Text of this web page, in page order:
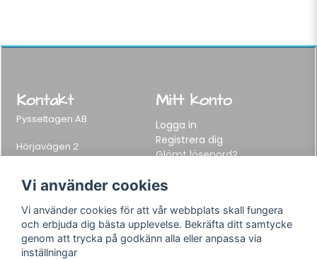
Kontakt
Pysseltagen AB
Hörjavägen 2
282 34 Tyringe, Sweden
E-post:info@pysseltagen.se
Mitt konto
Logga in
Registrera dig
Glömt lösenord?
Info
Varumärken
Följ oss
Vi använder cookies
Vi använder cookies för att vår webbplats skall fungera
och erbjuda dig bästa upplevelse. Bekräfta ditt samtycke
genom att trycka på godkänn alla eller anpassa via
inställningar